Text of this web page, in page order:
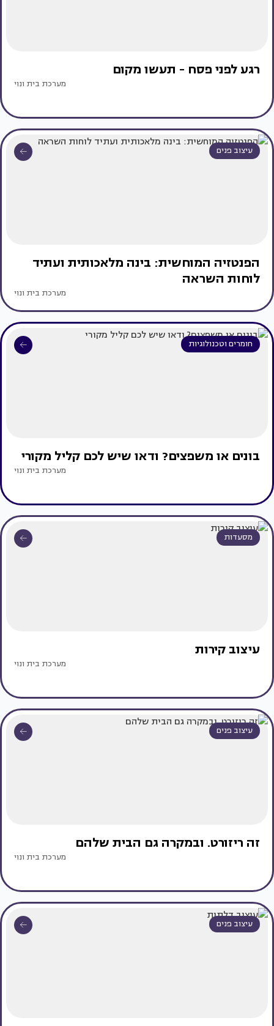
רגע לפני פסח - תעשו מקום
מערכת בית ונוי
עיצוב פנים
הפנטזיה המוחשית: בינה מלאכותית ועתיד
לוחות השראה
מערכת בית ונוי
חומרים וטכנולוגיות
בונים או משפצים? ודאו שיש לכם קליל מקורי
מערכת בית ונוי
מסעדות
עיצוב קירות
מערכת בית ונוי
עיצוב פנים
זה ריזורט. ובמקרה גם הבית שלהם
מערכת בית ונוי
עיצוב פנים